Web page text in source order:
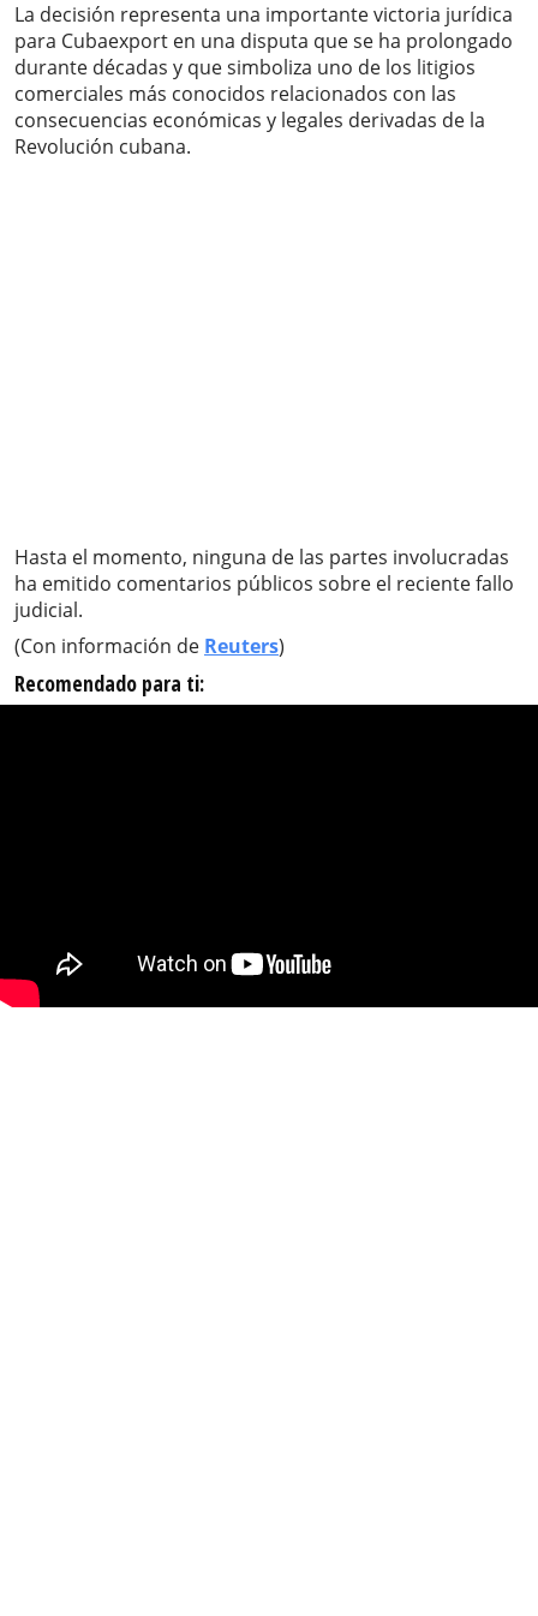
La decisión representa una importante victoria jurídica
para Cubaexport en una disputa que se ha prolongado
durante décadas y que simboliza uno de los litigios
comerciales más conocidos relacionados con las
consecuencias económicas y legales derivadas de la
Revolución cubana.
Hasta el momento, ninguna de las partes involucradas
ha emitido comentarios públicos sobre el reciente fallo
judicial.
(Con información de Reuters)
Recomendado para ti: